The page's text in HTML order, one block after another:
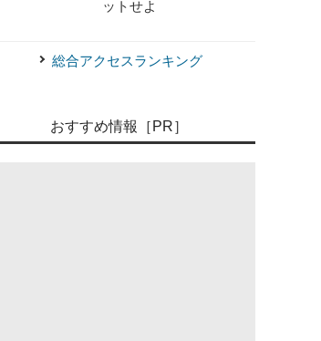
ットせよ
総合アクセスランキング
おすすめ情報［PR］